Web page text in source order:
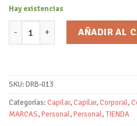
Hay existencias
Jabón de Castilla PuroAÑADIR AL
SKU:DRB-013
Categorías:Capilar,Capilar,Corporal,
MARCAS,Personal,Personal,TIENDA